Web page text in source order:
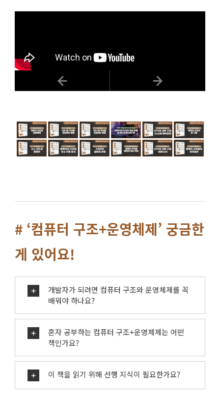
# ‘컴퓨터 구조+운영체제’ 궁금한
게 있어요!
개발자가 되려면 컴퓨터 구조와 운영체제를 꼭
배워야 하나요?
혼자 공부하는 컴퓨터 구조+운영체제는 어떤
책인가요?
이 책을 읽기 위해 선행 지식이 필요한가요?